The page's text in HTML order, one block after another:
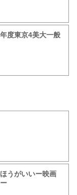
度東京4美大一般
うがいいー映画